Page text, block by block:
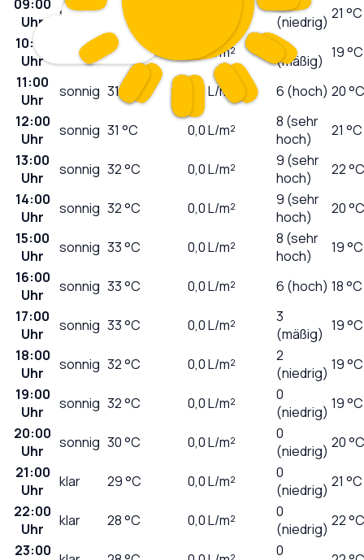
09:00
Uhr
sonnig 29°C
(niedrig) 21 °C
10:00
Uhr
sonnig 30 0,0L/m²
4
(mäßig) 19 °C
11:00
Uhr
sonnig 31°C 0,0L/m² 6 (hoch) 20 °C
12:00
Uhr
sonnig 31 °C 0,0L/m²
8 (sehr
hoch)
21 °C
13:00
Uhr
sonnig 32°C 0,0L/m²
9 (sehr
hoch)
22 °C
14:00
Uhr
sonnig 32°C 0,0L/m²
9 (sehr
hoch)
20 °C
15:00
Uhr
sonnig 33°C 0,0L/m²
8 (sehr
hoch)
19 °C
16:00
Uhr
sonnig 33°C 0,0L/m² 6 (hoch) 18 °C
17:00
Uhr
sonnig 33°C 0,0L/m²
3
(mäßig) 19 °C
18:00
Uhr
sonnig 32°C 0,0L/m²
2
(niedrig) 19 °C
19:00
Uhr
sonnig 32°C 0,0L/m²
0
(niedrig) 19 °C
20:00
Uhr
sonnig 30°C 0,0L/m²
0
(niedrig) 20 °C
21:00
Uhr
klar 29°C 0,0L/m²
0
(niedrig) 21 °C
22:00
Uhr
klar 28°C 0,0L/m²
0
(niedrig) 22 °C
23:00
0